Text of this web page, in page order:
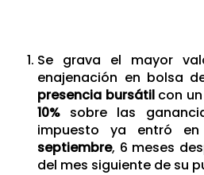
Se grava el mayor
enajenación en bolsa
presencia bursátilcon un
10% sobre las
impuesto ya entró
septiembre, 6 meses
del mes siguiente de su